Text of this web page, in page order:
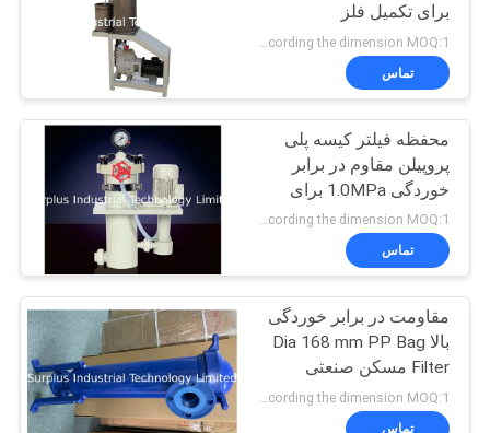
تماس
بگیرید
اخبار
درخواست
نقل قول
نقشه
سایت
بخاری شیمیایی داخلی
بخاری PTFE غوطه
وری
79
برای تکمیل فلز
تماس
محفظه فیلتر کیسه پلی
پروپیلن مقاوم در برابر
خوردگی 1.0MPa برای
آبکاری
according the dimension MOQ:1 عدد
تماس
مقاومت در برابر خوردگی
بالا Dia 168 mm PP Bag
Filter مسکن صنعتی
according the dimension MOQ:1 عدد
تماس